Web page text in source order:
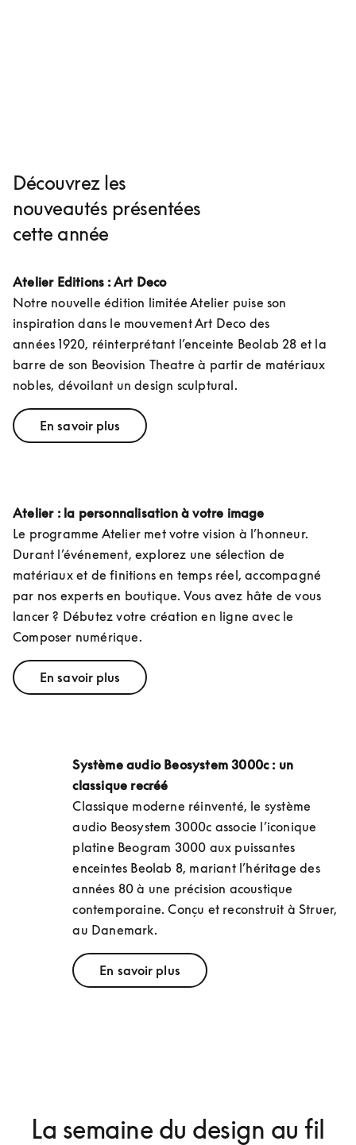
Découvrez les
nouveautés présentées
cette année
Atelier Editions : Art Deco
Notre nouvelle édition limitée Atelier puise son
inspiration dans le mouvement Art Deco des
années 1920, réinterprétant l’enceinte Beolab 28 et la
barre de son Beovision Theatre à partir de matériaux
nobles, dévoilant un design sculptural.
En savoir plus
Atelier : la personnalisation à votre image
Le programme Atelier met votre vision à l’honneur.
Durant l’événement, explorez une sélection de
matériaux et de finitions en temps réel, accompagné
par nos experts en boutique. Vous avez hâte de vous
lancer ? Débutez votre création en ligne avec le
Composer numérique.
En savoir plus
Système audio Beosystem 3000c : un
classique recréé
Classique moderne réinventé, le système
audio Beosystem 3000c associe l’iconique
platine Beogram 3000 aux puissantes
enceintes Beolab 8, mariant l’héritage des
années 80 à une précision acoustique
contemporaine. Conçu et reconstruit à Struer,
au Danemark.
En savoir plus
La semaine du design au fil